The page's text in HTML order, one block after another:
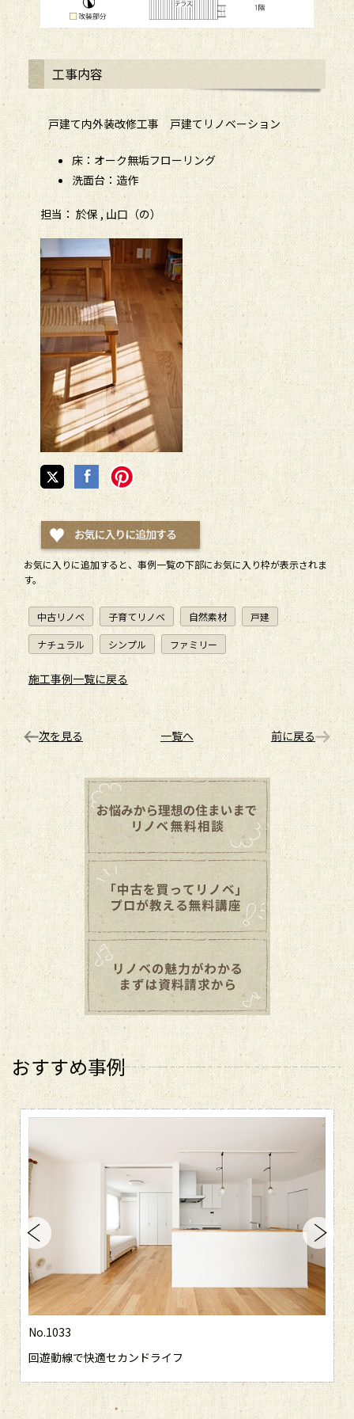
工事内容
戸建て内外装改修工事 戸建てリノベーション
床：オーク無垢フローリング
洗面台：造作
担当： 於保 , 山口（の）
お気に入りに追加すると、 事例一覧の下部にお気に入り枠が表示されま
す。
中古リノベ 子育てリノベ 自然素材 戸建
ナチュラル シンプル ファミリー
施工事例一覧に戻る
次を見る 一覧へ 前に戻る
おすすめ事例
No.1033
回遊動線で快適セカンドライフ